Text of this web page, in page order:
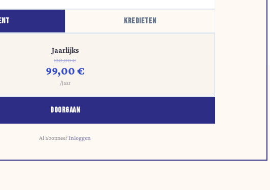
KREDIETEN
Jaarlijks
120,00 €
99,00 €
/jaar
DOORGAAN
Al abonnee?Inloggen